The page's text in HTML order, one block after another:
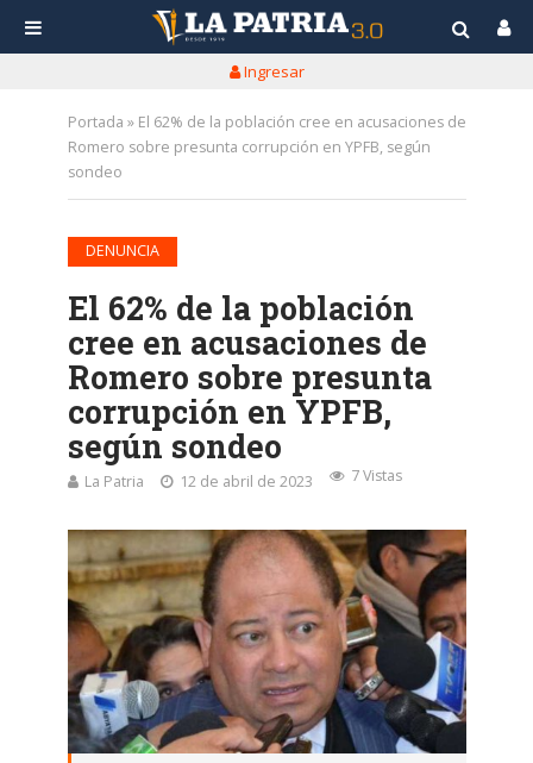
Ingresar
Portada » El 62% de la población cree en acusaciones de
Romero sobre presunta corrupción en YPFB, según
sondeo
DENUNCIA
El 62% de la población
cree en acusaciones de
Romero sobre presunta
corrupción en YPFB,
según sondeo
La Patria 12 de abril de 2023 7 Vistas